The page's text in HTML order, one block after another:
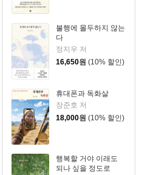
불행에 몰두하지 않는
다
정지우 저
16,650원 (10% 할인)
휴대폰과 독화살
장준호 저
18,000원 (10% 할인)
행복할 거야 이래도
되나 싶을 정도로